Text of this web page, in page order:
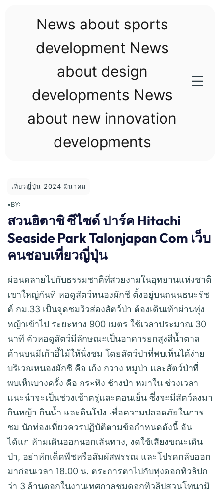
News about sports
development News
about design
developments News
about new innovation
developments
เที่ยวญี่ปุ่น 2024 มีนาคม
•BY:
สวนฮิตาชิ ซีไซด์ ปาร์ค Hitachi
Seaside Park Talonjapan Com เว็บ
คนชอบเที่ยวญี่ปุ่น
ผ่อนคลายไปกับธรรมชาติที่สวยงามในอุทยานแห่งชาติ
เขาใหญ่กันที่ หอดูสัตว์หนองผักชี ตั้งอยู่บนถนนธนะรัช
ต์ กม.33 เป็นจุดชมวิวส่องสัตว์ป่า ต้องเดินเท้าผ่านทุ่ง
หญ้าเข้าไป ระยะทาง 900 เมตร ใช้เวลาประมาณ 30
นาที ตัวหอดูสัตว์มีลักษณะเป็นอาคารยกสูงสีน้ำตาล
ด้านบนมีเก้าอี้ไม้ให้นั่งชม โดยสัตว์ป่าที่พบเห็นได้ง่าย
บริเวณหนองผักชี คือ เก้ง กวาง หมูป่า และสัตว์ป่าที่
พบเห็นบางครั้ง คือ กระทิง ช้างป่า หมาใน ช่วงเวลา
แนะนำจะเป็นช่วงเช้าตรู่และตอนเย็น ซึ่งจะมีสัตว์ลงมา
กินหญ้า กินน้ำ และดินโป่ง เพื่อความปลอดภัยในการ
ชม นักท่องเที่ยวควรปฏิบัติตามข้อกำหนดดังนี้ อัน
ได้แก่ ห้ามเดินออกนอกเส้นทาง, งดใช้เสียงขณะเดิน
ป่า, อย่าหักเด็ดพืชหรือสัมผัสพรรณ และโปรดกลับออก
มาก่อนเวลา 18.00 น. ตระการตาไปกับทุ่งดอกทิวลิปก
ว่า 3 ล้านดอกในงานเทศกาลชมดอกทิวลิปสวนโทนามิ